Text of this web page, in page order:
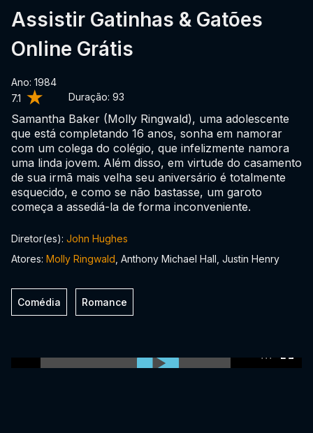
7.1 Duração: 93
Assistir Gatinhas & Gatões
Online Grátis
Ano: 1984
Samantha Baker (Molly Ringwald), uma adolescente
que está completando 16 anos, sonha em namorar
com um colega do colégio, que infelizmente namora
uma linda jovem. Além disso, em virtude do casamento
de sua irmã mais velha seu aniversário é totalmente
esquecido, e como se não bastasse, um garoto
começa a assediá-la de forma inconveniente.
Diretor(es): John Hughes
Atores: Molly Ringwald , Anthony Michael Hall, Justin Henry
Comédia Romance